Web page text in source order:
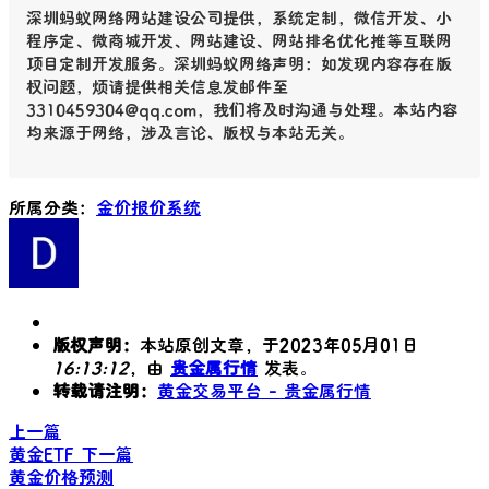
深圳蚂蚁网络网站建设公司提供，系统定制，微信开发、小
程序定、微商城开发、网站建设、网站排名优化推等互联网
项目定制开发服务。深圳蚂蚁网络声明：如发现内容存在版
权问题，烦请提供相关信息发邮件至
3310459304@qq.com，我们将及时沟通与处理。本站内容
均来源于网络，涉及言论、版权与本站无关。
所属分类： 金价报价系统
版权声明： 本站原创文章，于2023年05月01日
16:13:12，由 贵金属行情 发表。
转载请注明： 黄金交易平台 - 贵金属行情
上一篇
黄金ETF 下一篇
黄金价格预测